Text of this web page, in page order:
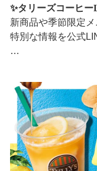
✨タリーズコーヒ
新商品や季節限定
特別な情報を公式
···